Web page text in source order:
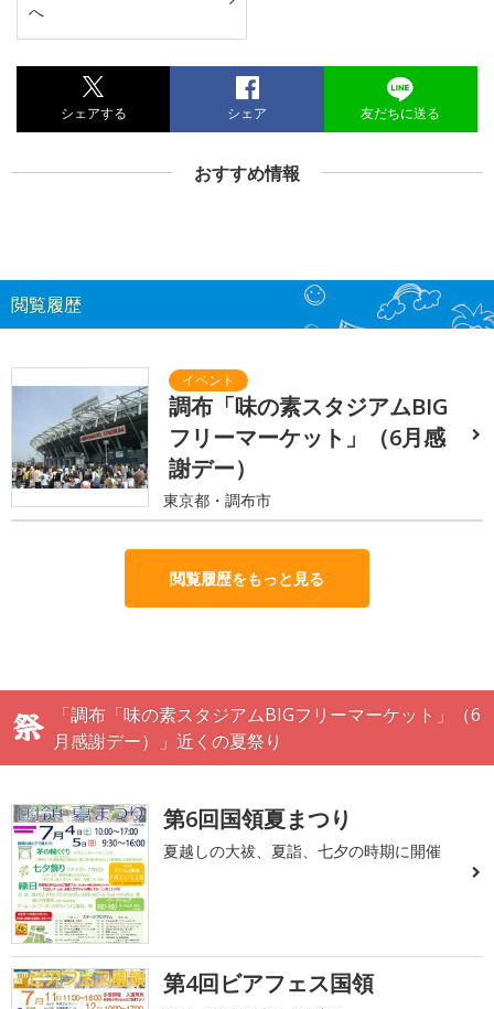
へ
シェアする シェア 友だちに送る
おすすめ情報
閲覧履歴
調布「味の素スタジアムBIG
フリーマーケット」（6月感
謝デー）
東京都・調布市
閲覧履歴をもっと見る
「調布「味の素スタジアムBIGフリーマーケット」（6
月感謝デー）」近くの夏祭り
第6回国領夏まつり
夏越しの大祓、夏詣、七夕の時期に開催
第4回ビアフェス国領